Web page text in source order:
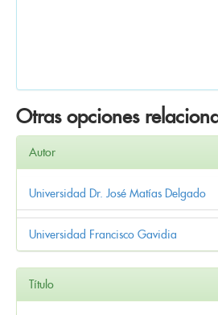
Otras opciones
Autor
Universidad Dr. José Matías Delgado
Universidad Francisco Gavidia
Título